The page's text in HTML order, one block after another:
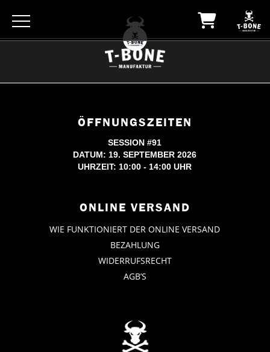
ÖFFNUNGSZEITEN
SESSION #91
DATUM: 19. SEPTEMBER 2026
UHRZEIT: 10:00 - 14:00 UHR
ONLINE VERSAND
WIE FUNKTIONIERT DER ONLINE VERSAND
BEZAHLUNG
WIDERRUFSRECHT
AGB’S